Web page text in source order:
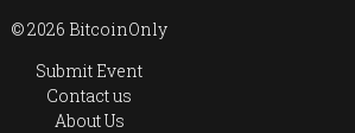
© 2026 BitcoinOnly
Submit Event
Contact us
About Us